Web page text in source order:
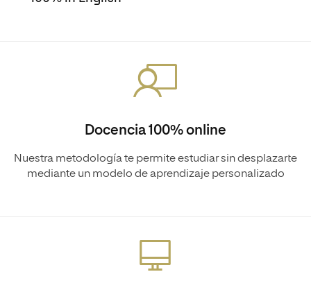
Docencia 100% online
Nuestra metodología te permite estudiar sin desplazarte
mediante un modelo de aprendizaje personalizado